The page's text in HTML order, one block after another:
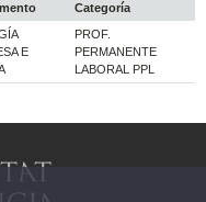
Categoría
E
PROF.
PERMANENTE
LABORAL PPL